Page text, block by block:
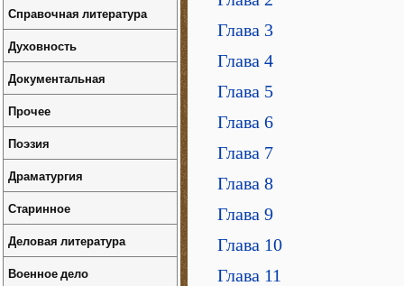
Глава 3
Глава 4
Глава 5
Глава 6
Глава 7
Глава 8
Глава 9
Глава 10
Глава 11
Справочная литература
Духовность
Документальная
Прочее
Поэзия
Драматургия
Старинное
Деловая литература
Военное дело